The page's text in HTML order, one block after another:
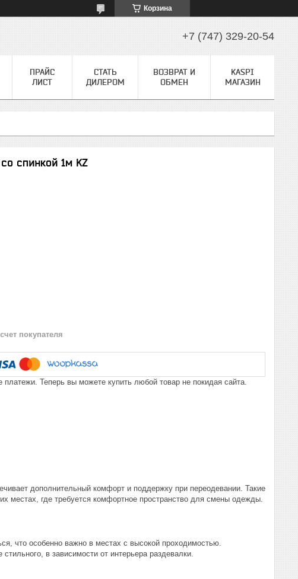
Корзина
+7 (747) 329-20-54
ПРАЙС
ЛИСТ
СТАТЬ
ДИЛЕРОМ
ВОЗВРАТ И
ОБМЕН
KASPI
МАГАЗИН
спинкой 1м KZ
покупателя
Теперь вы можете купить любой товар не покидая сайта.
дополнительный комфорт и поддержку при переодевании. Такие
местах, где требуется комфортное пространство для смены одежды.
что особенно важно в местах с высокой проходимостью.
в зависимости от интерьера раздевалки.